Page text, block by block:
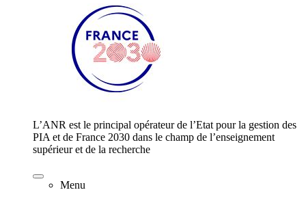
L’ANR est le principal opérateur de l’Etat pour la gestion des
PIA et de France 2030 dans le champ de l’enseignement
supérieur et de la recherche
Menu